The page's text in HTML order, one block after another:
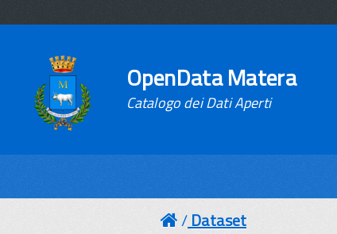
OpenData Matera
Catalogo dei Dati Aperti
Dataset